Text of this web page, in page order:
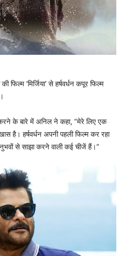
‘मिर्जिया’ से हर्षवर्धन कपूर फिल्म
के बारे में अनिल ने कहा, “मेरे लिए एक
है। हर्षवर्धन अपनी पहली फिल्म कर रहा
से साझा करने वाली कई चीजें हैं।”